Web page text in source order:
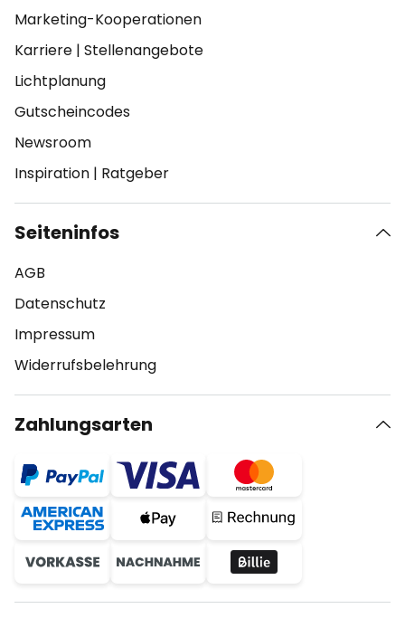
Marketing-Kooperationen
Karriere | Stellenangebote
Lichtplanung
Gutscheincodes
Newsroom
Inspiration | Ratgeber
Seiteninfos
AGB
Datenschutz
Impressum
Widerrufsbelehrung
Zahlungsarten